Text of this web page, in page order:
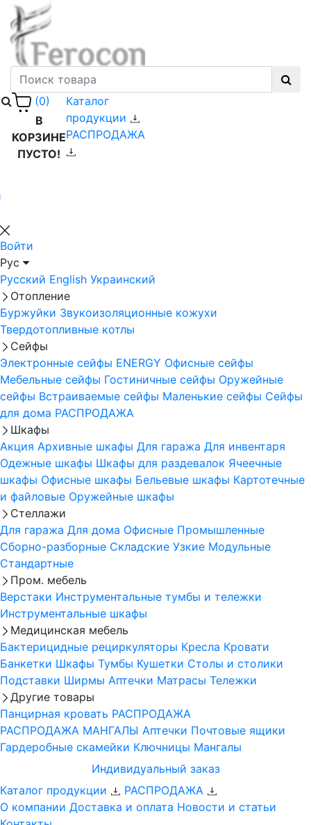
(0)
В
КОРЗИНЕ
ПУСТО!
Каталог
продукции
РАСПРОДАЖА
Войти
Рус
Русский English Украинский
Отопление
Буржуйки Звукоизоляционные кожухи
Твердотопливные котлы
Сейфы
Электронные сейфы ENERGY Офисные сейфы
Мебельные сейфы Гостиничные сейфы Оружейные
сейфы Встраиваемые сейфы Маленькие сейфы Сейфы
для дома РАСПРОДАЖА
Шкафы
Акция Архивные шкафы Для гаража Для инвентаря
Одежные шкафы Шкафы для раздевалок Ячеечные
шкафы Офисные шкафы Бельевые шкафы Картотечные
и файловые Оружейные шкафы
Стеллажи
Для гаража Для дома Офисные Промышленные
Сборно-разборные Складские Узкие Модульные
Стандартные
Пром. мебель
Верстаки Инструментальные тумбы и тележки
Инструментальные шкафы
Медицинская мебель
Бактерицидные рециркуляторы Кресла Кровати
Банкетки Шкафы Тумбы Кушетки Столы и столики
Подставки Ширмы Аптечки Матрасы Тележки
Другие товары
Панцирная кровать РАСПРОДАЖА
РАСПРОДАЖА МАНГАЛЫ Аптечки Почтовые ящики
Гардеробные скамейки Ключницы Мангалы
Индивидуальный заказ
Каталог продукции
РАСПРОДАЖА
О компании Доставка и оплата Новости и статьи